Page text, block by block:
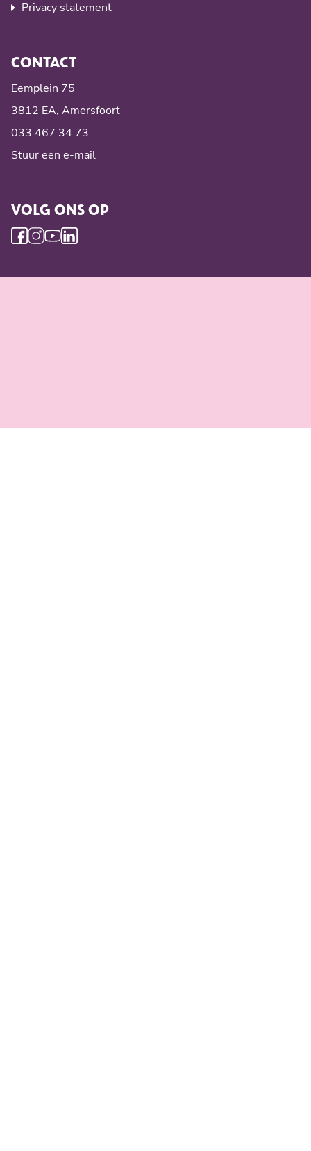
Privacy statement
CONTACT
Eemplein 75
3812 EA, Amersfoort
033 467 34 73
Stuur een e-mail
VOLG ONS OP